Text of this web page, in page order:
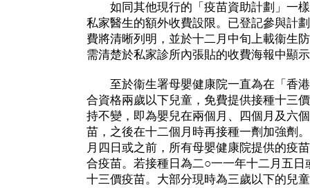
如同其他現行的「疫苗資助計劃」一樣
私家醫生的額外收費設限。已登記參與計
費將清晰列明，並於十二月中旬上載衞生
需清楚於私家診所內張貼的收費海報中顯
至於衞生署母嬰健康院一直為在「香港
合資格兩歲以下兒童，免費提供接種十三
持不變，即為嬰兒在兩個月、四個月及六
苗，之後在十二個月時再接種一劑加強劑
月四日或之前，所有母嬰健康院提供的疫
合疫苗。若接種日為二○一一年十二月五
十三價疫苗。大部分現時為三歲以下的兒